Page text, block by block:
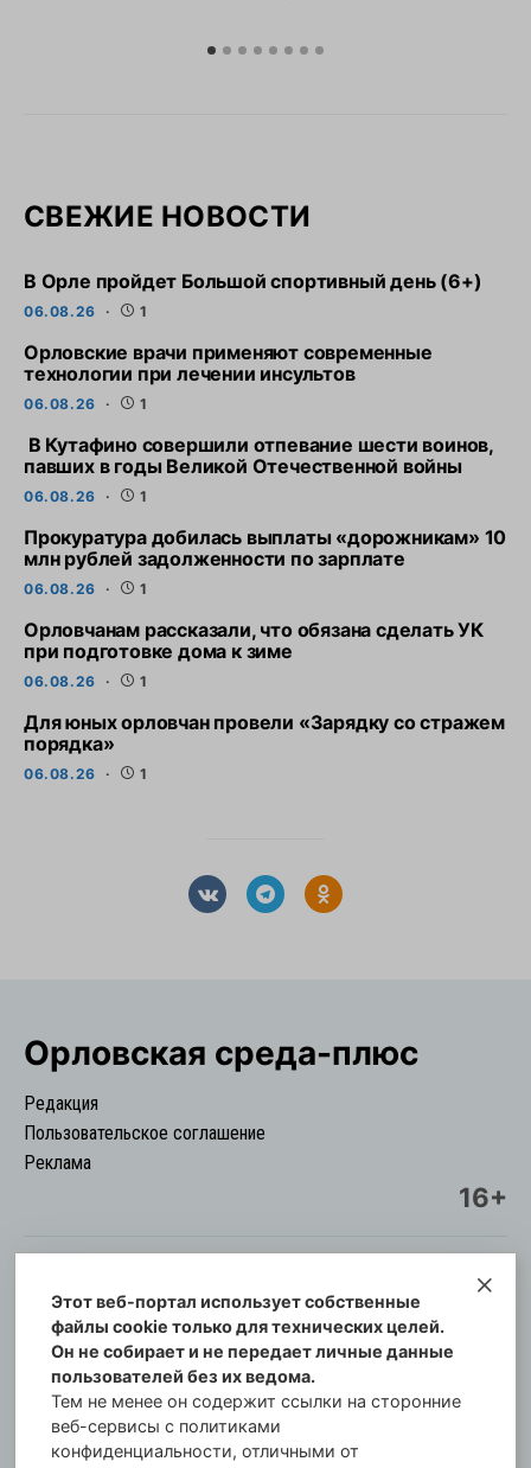
СВЕЖИЕ НОВОСТИ
В Орле пройдет Большой спортивный день (6+)
06.08.26 1
Орловские врачи применяют современные
технологии при лечении инсультов
06.08.26 1
В Кутафино совершили отпевание шести воинов,
павших в годы Великой Отечественной войны
06.08.26 1
Прокуратура добилась выплаты «дорожникам» 10
млн рублей задолженности по зарплате
06.08.26 1
Орловчанам рассказали, что обязана сделать УК
при подготовке дома к зиме
06.08.26 1
Для юных орловчан провели «Зарядку со стражем
порядка»
06.08.26 1
Орловская cреда-плюс
Редакция
Пользовательское соглашение
Реклама
16+
© Информационный городской портал
Орловская cреда-плюс, 2021-2026
Свидетельство о регистрации СМИ: ПИ №57-
00254 от 29 октября 2013 г.
Газета зарегистрирована Управлением
Федеральной службы по надзору в сфере связи,
Этот веб-портал использует собственные
файлы cookie только для технических целей.
Он не собирает и не передает личные данные
пользователей без их ведома.
Тем не менее он содержит ссылки на сторонние
веб-сервисы с политиками
конфиденциальности, отличными от